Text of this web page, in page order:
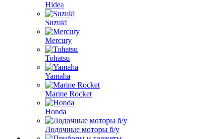
Hidea
Suzuki
Mercury
Tohatsu
Yamaha
Marine Rocket
Honda
Лодочные моторы б/у